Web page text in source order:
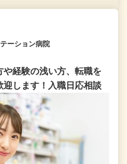
ーション病院
経験の浅い方、転職を
します！入職日応相談